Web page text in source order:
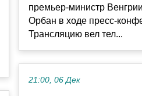
премьер-министр
Орбан в ходе пресс-
Трансляцию вел тел...
21:00, 06 Дек